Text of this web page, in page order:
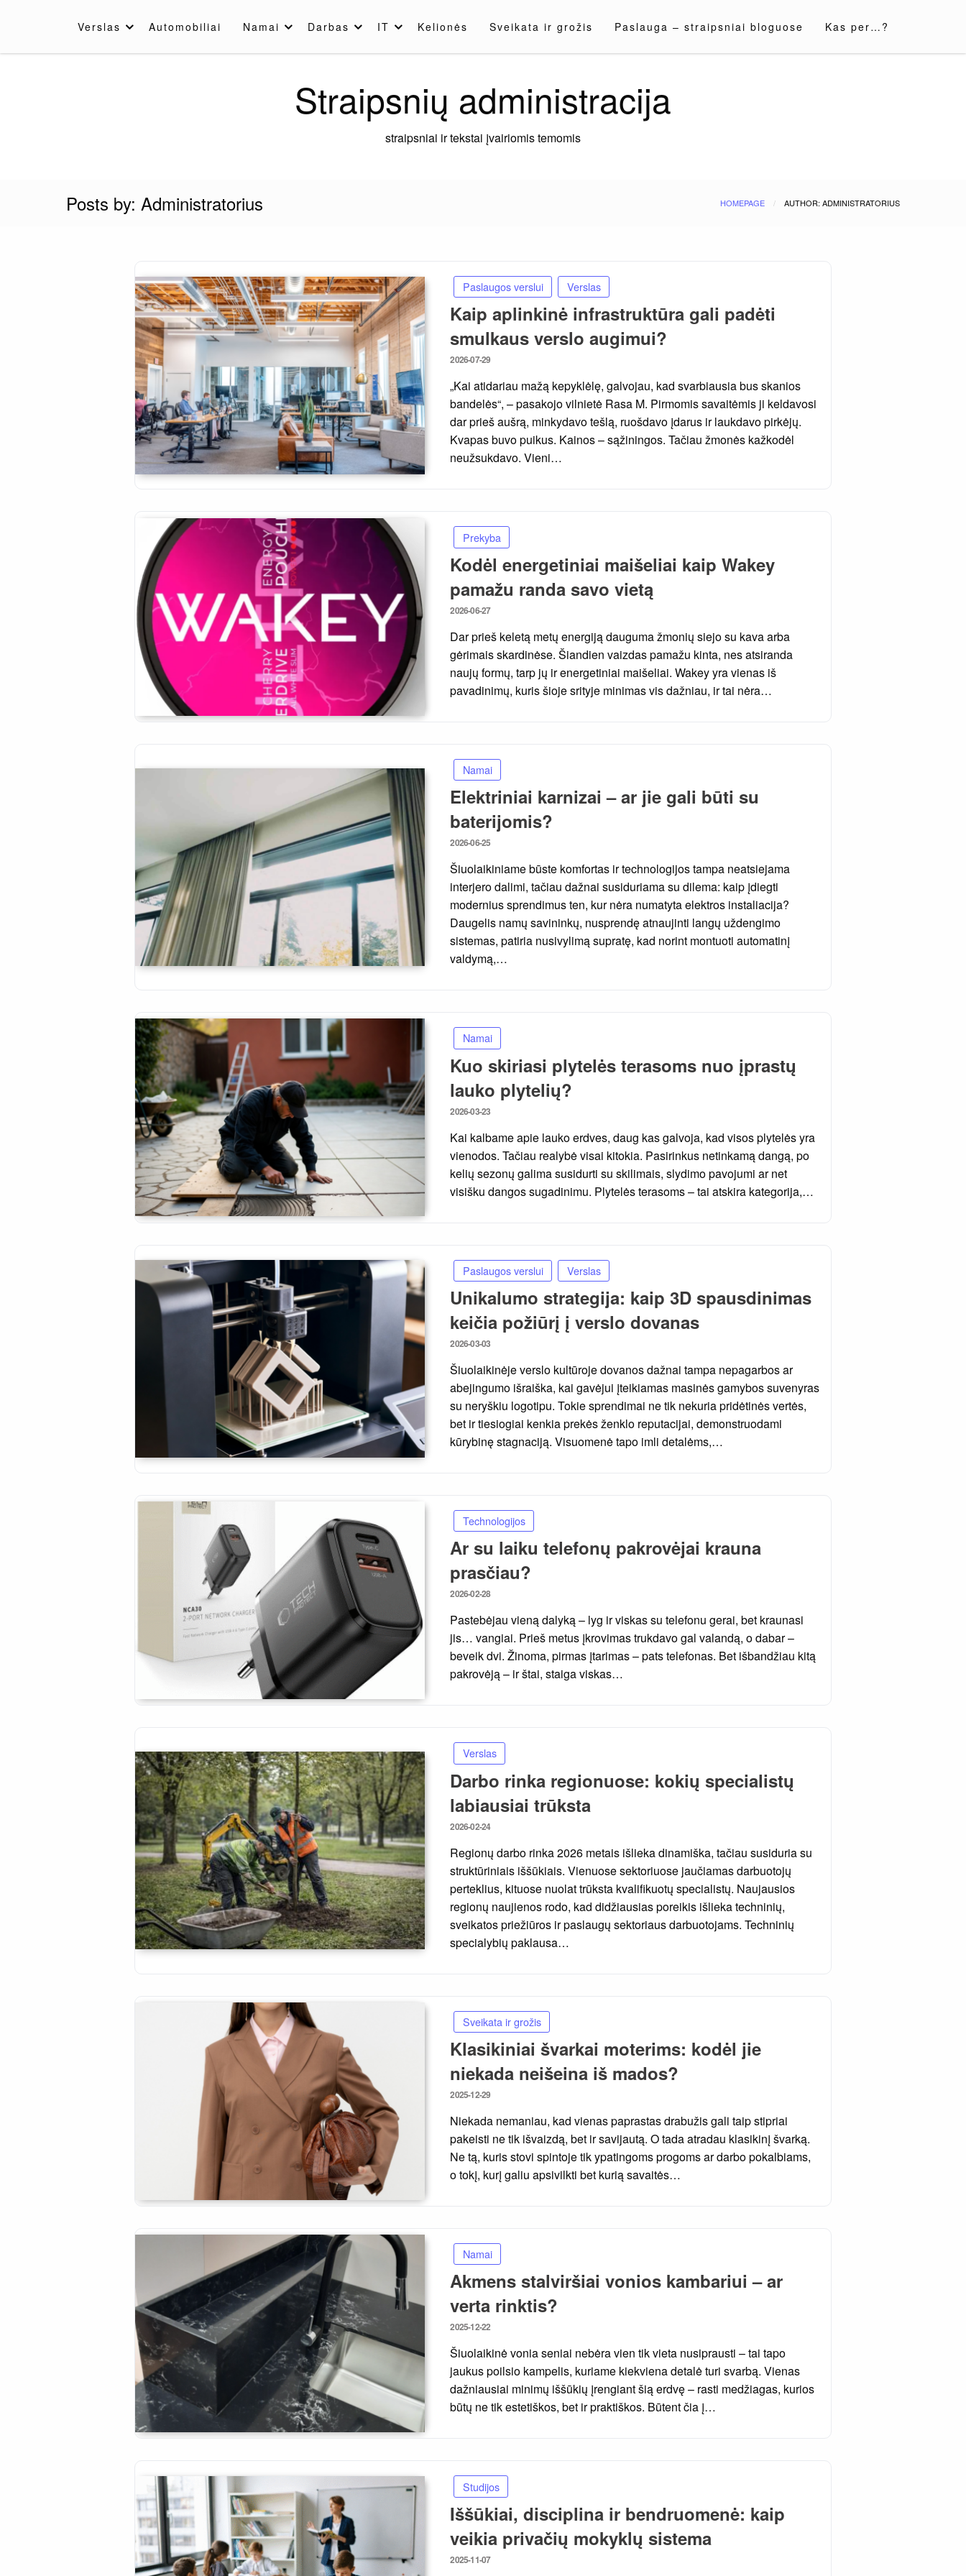
Verslas Automobiliai Namai Darbas IT Kelionės Sveikata ir grožis Paslauga – straipsniai bloguose Kas per…?
Straipsnių administracija
straipsniai ir tekstai įvairiomis temomis
Posts by: Administratorius HOMEPAGE AUTHOR: ADMINISTRATORIUS
Paslaugos verslui Verslas
Kaip aplinkinė infrastruktūra gali padėti
smulkaus verslo augimui?
Posted
2026-07-29
„Kai atidariau mažą kepyklėlę, galvojau, kad svarbiausia bus skanios
bandelės“, – pasakojo vilnietė Rasa M. Pirmomis savaitėmis ji keldavosi
dar prieš aušrą, minkydavo tešlą, ruošdavo įdarus ir laukdavo pirkėjų.
Kvapas buvo puikus. Kainos – sąžiningos. Tačiau žmonės kažkodėl
neužsukdavo. Vieni…
Prekyba
Kodėl energetiniai maišeliai kaip Wakey
pamažu randa savo vietą
Posted
2026-06-27
Dar prieš keletą metų energiją dauguma žmonių siejo su kava arba
gėrimais skardinėse. Šiandien vaizdas pamažu kinta, nes atsiranda
naujų formų, tarp jų ir energetiniai maišeliai. Wakey yra vienas iš
pavadinimų, kuris šioje srityje minimas vis dažniau, ir tai nėra…
Namai
Elektriniai karnizai – ar jie gali būti su
baterijomis?
Posted
2026-06-25
Šiuolaikiniame būste komfortas ir technologijos tampa neatsiejama
interjero dalimi, tačiau dažnai susiduriama su dilema: kaip įdiegti
modernius sprendimus ten, kur nėra numatyta elektros instaliacija?
Daugelis namų savininkų, nusprendę atnaujinti langų uždengimo
sistemas, patiria nusivylimą supratę, kad norint montuoti automatinį
valdymą,…
Namai
Kuo skiriasi plytelės terasoms nuo įprastų
lauko plytelių?
Posted
2026-03-23
Kai kalbame apie lauko erdves, daug kas galvoja, kad visos plytelės yra
vienodos. Tačiau realybė visai kitokia. Pasirinkus netinkamą dangą, po
kelių sezonų galima susidurti su skilimais, slydimo pavojumi ar net
visišku dangos sugadinimu. Plytelės terasoms – tai atskira kategorija,…
Paslaugos verslui Verslas
Unikalumo strategija: kaip 3D spausdinimas
keičia požiūrį į verslo dovanas
Posted
2026-03-03
Šiuolaikinėje verslo kultūroje dovanos dažnai tampa nepagarbos ar
abejingumo išraiška, kai gavėjui įteikiamas masinės gamybos suvenyras
su neryškiu logotipu. Tokie sprendimai ne tik nekuria pridėtinės vertės,
bet ir tiesiogiai kenkia prekės ženklo reputacijai, demonstruodami
kūrybinę stagnaciją. Visuomenė tapo imli detalėms,…
Technologijos
Ar su laiku telefonų pakrovėjai krauna
prasčiau?
Posted
2026-02-28
Pastebėjau vieną dalyką – lyg ir viskas su telefonu gerai, bet kraunasi
jis… vangiai. Prieš metus įkrovimas trukdavo gal valandą, o dabar –
beveik dvi. Žinoma, pirmas įtarimas – pats telefonas. Bet išbandžiau kitą
pakrovėją – ir štai, staiga viskas…
Verslas
Darbo rinka regionuose: kokių specialistų
labiausiai trūksta
Posted
2026-02-24
Regionų darbo rinka 2026 metais išlieka dinamiška, tačiau susiduria su
struktūriniais iššūkiais. Vienuose sektoriuose jaučiamas darbuotojų
perteklius, kituose nuolat trūksta kvalifikuotų specialistų. Naujausios
regionų naujienos rodo, kad didžiausias poreikis išlieka techninių,
sveikatos priežiūros ir paslaugų sektoriaus darbuotojams. Techninių
specialybių paklausa…
Sveikata ir grožis
Klasikiniai švarkai moterims: kodėl jie
niekada neišeina iš mados?
Posted
2025-12-29
Niekada nemaniau, kad vienas paprastas drabužis gali taip stipriai
pakeisti ne tik išvaizdą, bet ir savijautą. O tada atradau klasikinį švarką.
Ne tą, kuris stovi spintoje tik ypatingoms progoms ar darbo pokalbiams,
o tokį, kurį galiu apsivilkti bet kurią savaitės…
Namai
Akmens stalviršiai vonios kambariui – ar
verta rinktis?
Posted
2025-12-22
Šiuolaikinė vonia seniai nebėra vien tik vieta nusiprausti – tai tapo
jaukus poilsio kampelis, kuriame kiekviena detalė turi svarbą. Vienas
dažniausiai minimų iššūkių įrengiant šią erdvę – rasti medžiagas, kurios
būtų ne tik estetiškos, bet ir praktiškos. Būtent čia į…
Studijos
Iššūkiai, disciplina ir bendruomenė: kaip
veikia privačių mokyklų sistema
Posted
2025-11-07